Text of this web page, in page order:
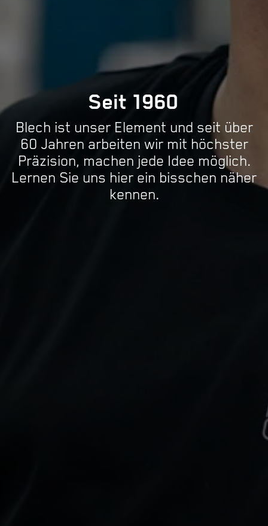
Seit 1960
Blech ist unser Element und seit über
60 Jahren arbeiten wir mit höchster
Präzision, machen jede Idee möglich.
Lernen Sie uns hier ein bisschen näher
kennen.